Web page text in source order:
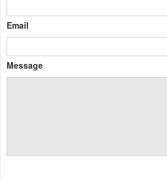
Email
Message